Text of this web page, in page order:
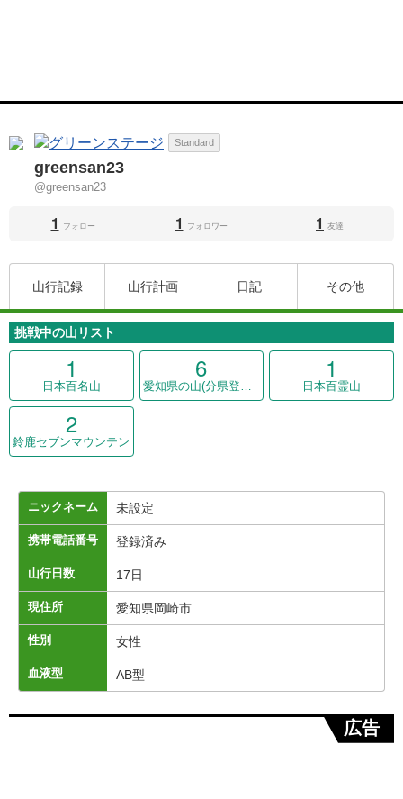
Standard
greensan23
@greensan23
1 フォロー 1 フォロワー 1 友達
山行記録 山行計画 日記 その他
挑戦中の山リスト
1
日本百名山
6
愛知県の山(分県登山ガイド)
1
日本百霊山
2
鈴鹿セブンマウンテン
ニックネーム 未設定
携帯電話番号 登録済み
山行日数 17日
現住所 愛知県岡崎市
性別 女性
血液型 AB型
広告